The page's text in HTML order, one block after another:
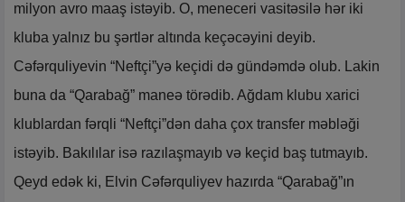
milyon avro maaş istəyib. O, meneceri vasitəsilə hər iki
kluba yalnız bu şərtlər altında keçəcəyini deyib.
Cəfərquliyevin “Neftçi”yə keçidi də gündəmdə olub. Lakin
buna da “Qarabağ” maneə törədib. Ağdam klubu xarici
klublardan fərqli “Neftçi”dən daha çox transfer məbləği
istəyib. Bakılılar isə razılaşmayıb və keçid baş tutmayıb.
Qeyd edək ki, Elvin Cəfərquliyev hazırda “Qarabağ”ın